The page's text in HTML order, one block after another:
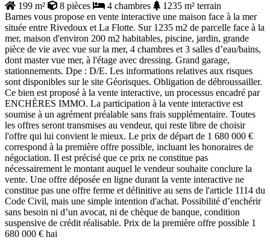
199 m² 8 pièces 4 chambres
1235 m² terrain
Barnes vous propose en vente interactive une maison face à la mer
située entre Rivedoux et La Flotte. Sur 1235 m2 de parcelle face à la
mer, maison d'environ 200 m2 habitables, piscine, jardin, grande
pièce de vie avec vue sur la mer, 4 chambres et 3 salles d’eau/bains,
dont master vue mer, à l'étage avec dressing. Grand garage,
stationnements. Dpe : D/E. Les informations relatives aux risques
sont disponibles sur le site Géorisques. Obligation de débroussailler.
Ce bien est proposé à la vente interactive, un processus encadré par
ENCHÈRES IMMO. La participation à la vente interactive est
soumise à un agrément préalable sans frais supplémentaire. Toutes
les offres seront transmises au vendeur, qui reste libre de choisir
l'offre qui lui convient le mieux. Le prix de départ de 1 680 000 €
correspond à la première offre possible, incluant les honoraires de
négociation. Il est précisé que ce prix ne constitue pas
nécessairement le montant auquel le vendeur souhaite conclure la
vente. Une offre déposée en ligne durant la vente interactive ne
constitue pas une offre ferme et définitive au sens de l'article 1114 du
Code Civil, mais une simple intention d'achat. Possibilité d’enchérir
sans besoin ni d’un avocat, ni de chèque de banque, condition
suspensive de crédit réalisable. Prix de la première offre possible 1
680 000 € hai